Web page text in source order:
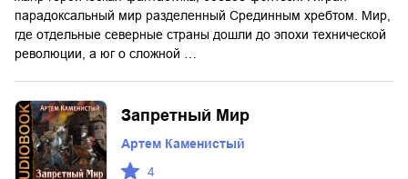
парадоксальный мир разделенный Срединным хребтом. Мир,
где отдельные северные страны дошли до эпохи технической
революции, а юг о сложной …
Запретный Мир
Артем Каменистый
4